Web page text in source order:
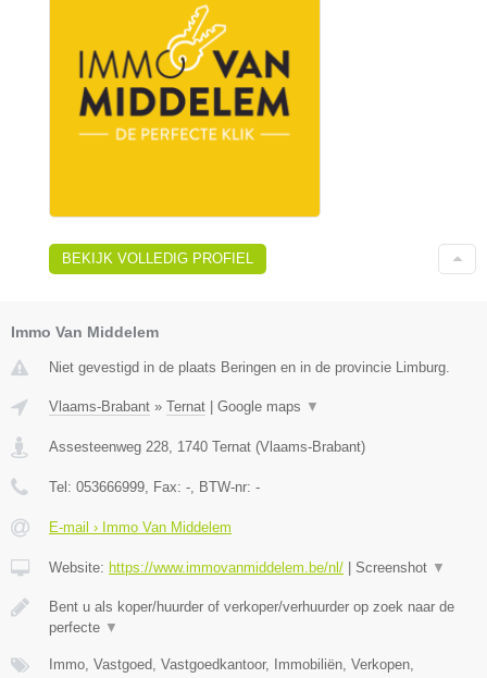
BEKIJK VOLLEDIG PROFIEL
Immo Van Middelem
Niet gevestigd in de plaats Beringen en in de provincie Limburg.
Vlaams-Brabant » Ternat Google maps ▼
Assesteenweg 228 1740 Ternat (Vlaams-Brabant)
Tel: 053666999 , Fax: - , BTW-nr: -
E-mail › Immo Van Middelem
Website: https://www.immovanmiddelem.be/nl/ Screenshot ▼
Bent u als koper/huurder of verkoper/verhuurder op zoek naar de
perfecte ▼
Immo, Vastgoed, Vastgoedkantoor, Immobiliën, Verkopen,